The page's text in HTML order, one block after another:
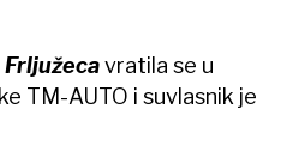
Frljužecavratila se u
TM-AUTO i suvlasnik je